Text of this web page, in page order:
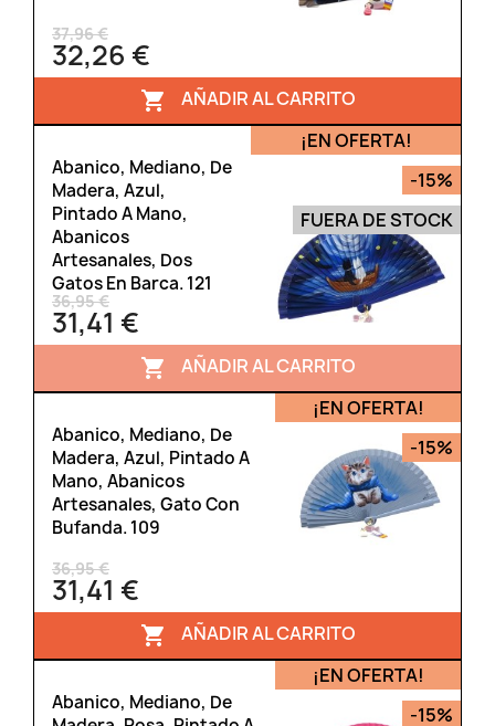
37,96 €
32,26 €
 AÑADIR AL CARRITO
Abanico, Mediano, De
Madera, Azul,
Pintado A Mano,
Abanicos
Artesanales, Dos
Gatos En Barca. 121
36,95 €
31,41 €
¡EN OFERTA!
-15%
FUERA DE STOCK
 AÑADIR AL CARRITO
Abanico, Mediano, De
Madera, Azul, Pintado A
Mano, Abanicos
Artesanales, Gato Con
Bufanda. 109
36,95 €
31,41 €
¡EN OFERTA!
-15%
 AÑADIR AL CARRITO
Abanico, Mediano, De
¡EN OFERTA!
-15%